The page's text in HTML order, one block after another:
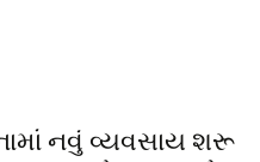
નવું વ્યવસાય શરૂ